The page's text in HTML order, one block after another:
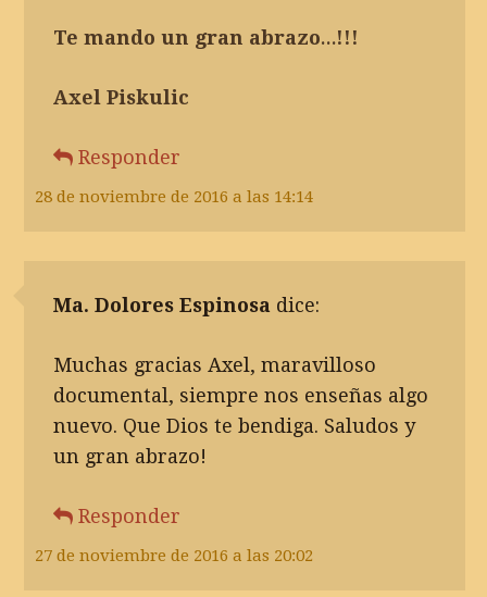
28 de noviembre de 2016 a las 14:14
Te mando un gran abrazo…!!!
Axel Piskulic
Responder
Ma. Dolores Espinosa dice:
27 de noviembre de 2016 a las 20:02
Muchas gracias Axel, maravilloso
documental, siempre nos enseñas algo
nuevo. Que Dios te bendiga. Saludos y
un gran abrazo!
Responder